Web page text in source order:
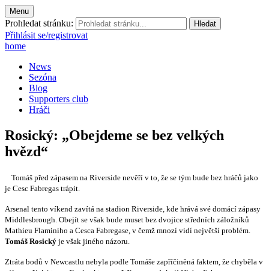
Menu
Prohledat stránku:
Přihlásit se/registrovat
home
News
Sezóna
Blog
Supporters club
Hráči
Rosický: „Obejdeme se bez velkých
hvězd“
Tomáš před zápasem na Riverside nevěří v to, že se tým bude bez hráčů jako
je Cesc Fabregas trápit.
Arsenal tento víkend zavítá na stadion Riverside, kde hrává své domácí zápasy
Middlesbrough. Obejít se však bude muset bez dvojice středních záložníků
Mathieu Flaminiho a Cesca Fabregase, v čemž mnozí vidí největší problém.
Tomáš Rosický je však jiného názoru.
Ztráta bodů v Newcastlu nebyla podle Tomáše zapříčiněná faktem, že chyběla v